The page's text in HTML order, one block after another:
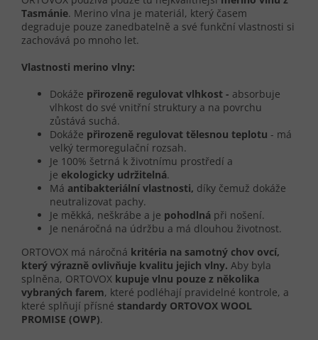
Tasmánie. Merino vlna je materiál, který časem
degraduje pouze zanedbatelně a své funkční vlastnosti si
zachovává po mnoho let.
Vlastnosti merino vlny:
Dokáže přirozeně regulovat vlhkost - absorbuje
vlhkost do své vnitřní struktury a na povrchu
zůstává suchá.
Dokáže přirozeně regulovat tělesnou teplotu - má
velký termoregulační rozsah.
Je 100% šetrná k životnímu prostředí a
je ekologicky udržitelná.
Má antibakteriální vlastnosti, díky čemuž dokáže
neutralizovat pachy.
Je měkká, neškrábe a je pohodlná při nošení.
Je nenáročná na údržbu a má dlouhou životnost.
ORTOVOX má náročná kritéria na samotný chov ovcí,
který výrazně ovlivňuje kvalitu jejich vlny. Aby byla
splněna, ORTOVOX kupuje vlnu pouze z několika
vybraných farem, které podléhají pravidelné kontrole, a
které splňují přísné standardy ORTOVOX WOOL
PROMISE (OWP).